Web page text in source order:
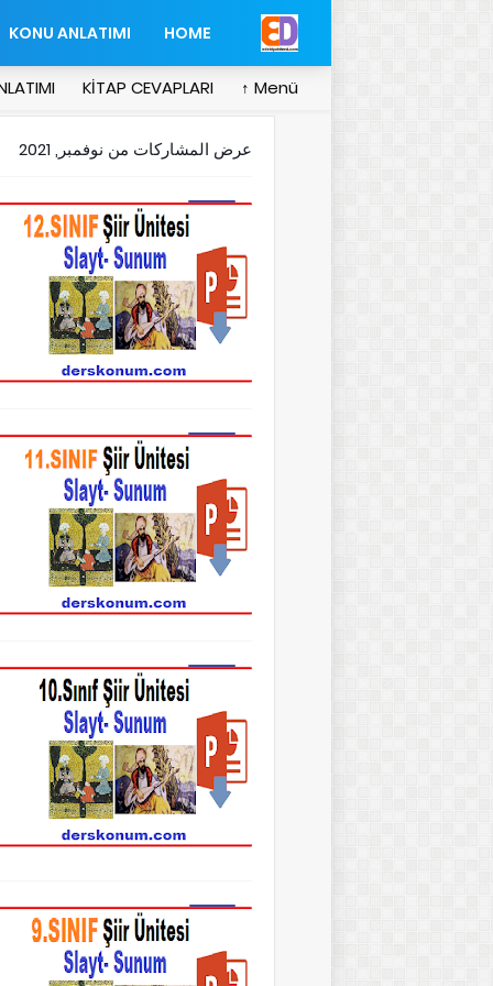
HOME
KONU ANLATIMI
Menü ↑
KİTAP CEVAPLARI
عرض المشاركات من نوفمبر, 2021